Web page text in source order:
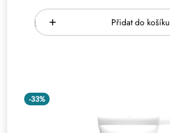
Přidat do košíku
-33%